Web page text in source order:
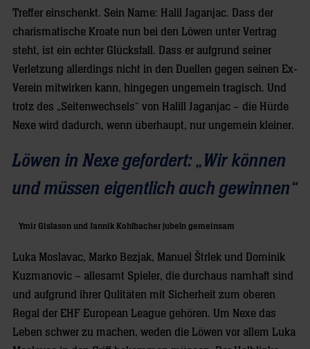
Treffer einschenkt. Sein Name: Halil Jaganjac. Dass der
charismatische Kroate nun bei den Löwen unter Vertrag
steht, ist ein echter Glücksfall. Dass er aufgrund seiner
Verletzung allerdings nicht in den Duellen gegen seinen Ex-
Verein mitwirken kann, hingegen ungemein tragisch. Und
trotz des „Seitenwechsels“ von Halill Jaganjac – die Hürde
Nexe wird dadurch, wenn überhaupt, nur ungemein kleiner.
Löwen in Nexe gefordert: „Wir können
und müssen eigentlich auch gewinnen“
Ymir Gislason und Jannik Kohlbacher jubeln gemeinsam
Luka Moslavac, Marko Bezjak, Manuel Štrlek und Dominik
Kuzmanovic – allesamt Spieler, die durchaus namhaft sind
und aufgrund ihrer Qulitäten mit Sicherheit zum oberen
Regal der EHF European League gehören. Um Nexe das
Leben schwer zu machen, weden die Löwen vor allem Luka